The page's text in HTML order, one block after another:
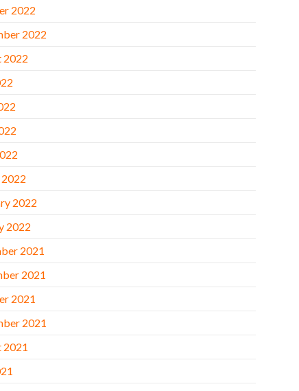
2022
2022
2022
2022
2022
2021
2021
2021
2021
2021